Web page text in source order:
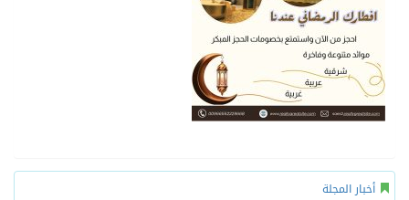
أخبار المجلة